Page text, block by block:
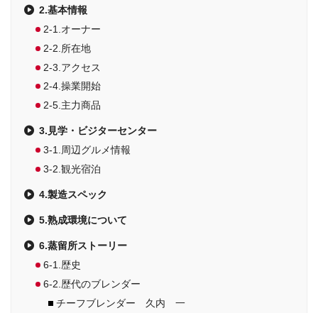
2.基本情報
2-1.オーナー
2-2.所在地
2-3.アクセス
2-4.操業開始
2‐5.主力商品
3.見学・ビジターセンター
3‐1.周辺グルメ情報
3‐2.観光宿泊
4.製造スペック
5.熟成環境について
6.蒸留所ストーリー
6-1.歴史
6-2.歴代のブレンダー
チーフブレンダー 久内 一